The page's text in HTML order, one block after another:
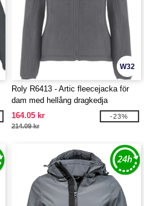
W32
Roly R6413 - Artic fleecejacka för
dam med hellång dragkedja
164.05 kr
214.09 kr
-23%